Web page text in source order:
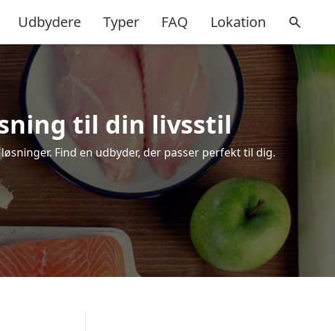
Udbydere Typer FAQ Lokation
til din livsstil
Find en udbyder, der passer perfekt til dig.